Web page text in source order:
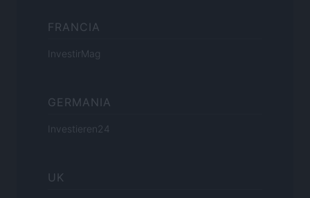
FRANCIA
InvestirMag
GERMANIA
Investieren24
UK